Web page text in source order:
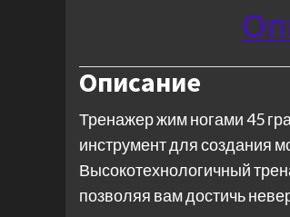
Описание
Тренажер жим ногами 45
инструмент для создания
Высокотехнологичный
позволяя вам достичь